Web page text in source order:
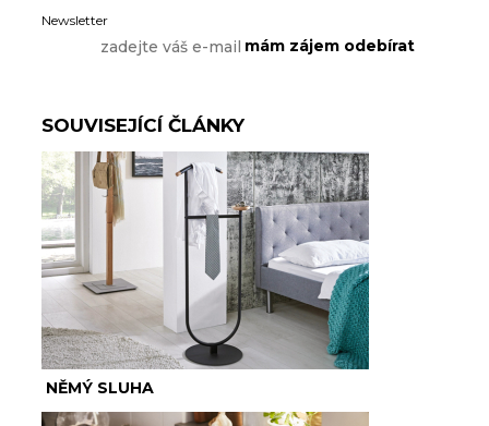
Newsletter
SOUVISEJÍCÍ ČLÁNKY
NĚMÝ SLUHA